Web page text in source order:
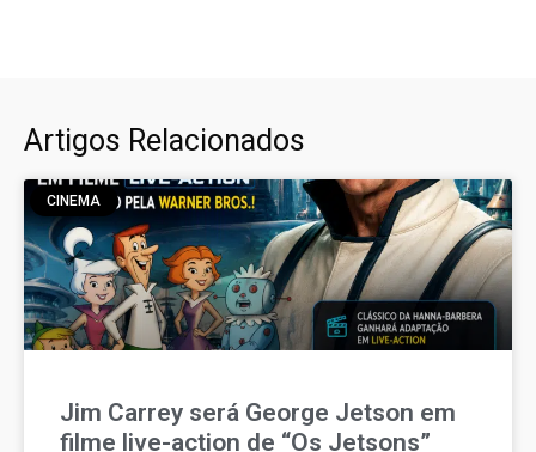
Artigos Relacionados
CINEMA
Jim Carrey será George Jetson em
filme live-action de “Os Jetsons”